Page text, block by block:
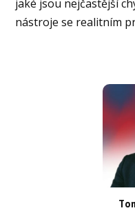
jaké jsou nejčastější
nástroje se realitním